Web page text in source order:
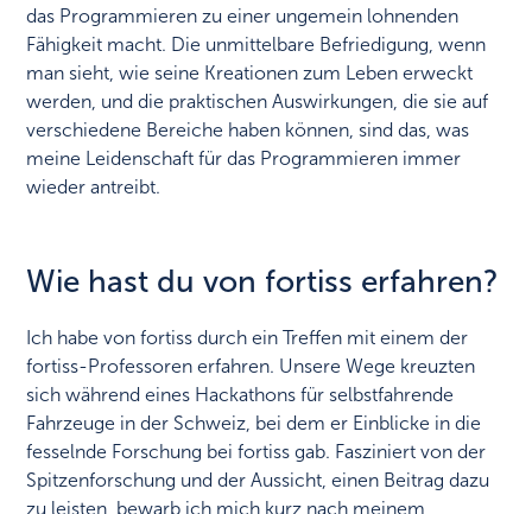
das Programmieren zu einer ungemein lohnenden
Fähigkeit macht. Die unmittelbare Befriedigung, wenn
man sieht, wie seine Kreationen zum Leben erweckt
werden, und die praktischen Auswirkungen, die sie auf
verschiedene Bereiche haben können, sind das, was
meine Leidenschaft für das Programmieren immer
wieder antreibt.
Wie hast du von fortiss erfahren?
Ich habe von fortiss durch ein Treffen mit einem der
fortiss-Professoren erfahren. Unsere Wege kreuzten
sich während eines Hackathons für selbstfahrende
Fahrzeuge in der Schweiz, bei dem er Einblicke in die
fesselnde Forschung bei fortiss gab. Fasziniert von der
Spitzenforschung und der Aussicht, einen Beitrag dazu
zu leisten, bewarb ich mich kurz nach meinem